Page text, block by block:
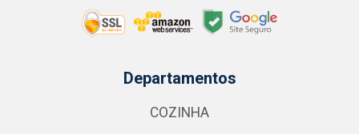
Departamentos
COZINHA